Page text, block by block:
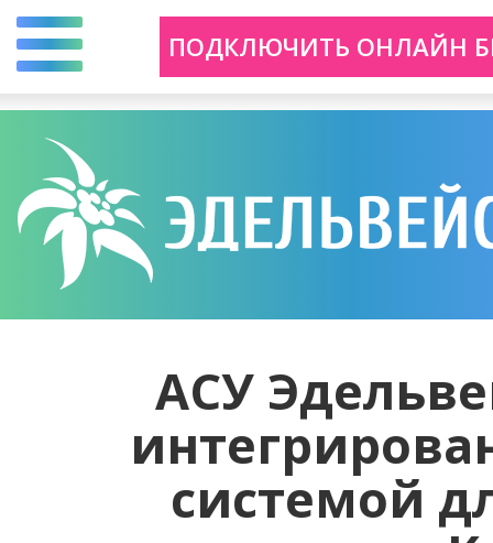
Перейти
к
основному
содержанию
ПОДКЛЮЧИТЬ ОНЛАЙН
АСУ
системой